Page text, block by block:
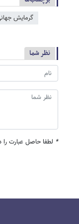
گرمایش
نظر شما
* لطفا حاصل عبارت را